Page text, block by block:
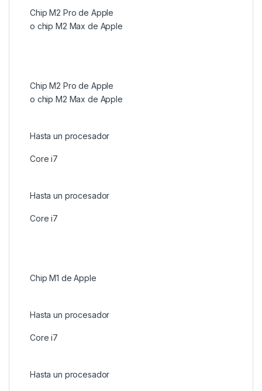
Chip M2 Pro de Apple
o chip M2 Max de Apple
Chip M2 Pro de Apple
o chip M2 Max de Apple
Hasta un procesador
Core i7
Hasta un procesador
Core i7
Chip M1 de Apple
Hasta un procesador
Core i7
Hasta un procesador